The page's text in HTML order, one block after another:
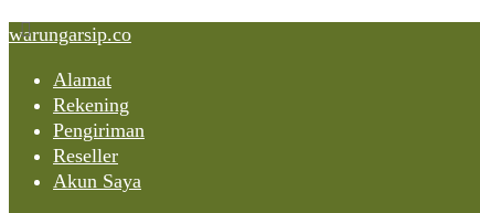
Skip
content
Skip
navigation
Skip
content
warungarsip.co
Alamat
Rekening
Pengiriman
Reseller
Akun Saya